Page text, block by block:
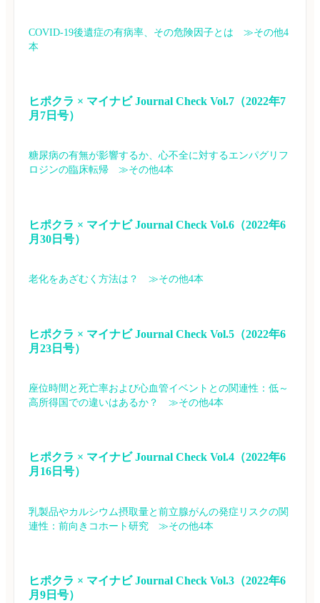
COVID-19後遺症の有病率、その危険因子とは　≫その他4
本
ヒポクラ × マイナビ Journal Check Vol.7（2022年7
月7日号）
糖尿病の有無が影響するか、心不全に対するエンパグリフ
ロジンの臨床転帰　≫その他4本
ヒポクラ × マイナビ Journal Check Vol.6（2022年6
月30日号）
老化をあざむく方法は？　≫その他4本
ヒポクラ × マイナビ Journal Check Vol.5（2022年6
月23日号）
座位時間と死亡率および心血管イベントとの関連性：低～
高所得国での違いはあるか？　≫その他4本
ヒポクラ × マイナビ Journal Check Vol.4（2022年6
月16日号）
乳製品やカルシウム摂取量と前立腺がんの発症リスクの関
連性：前向きコホート研究　≫その他4本
ヒポクラ × マイナビ Journal Check Vol.3（2022年6
月9日号）